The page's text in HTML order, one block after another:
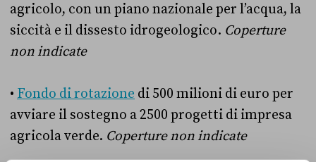
agricolo, con un piano nazionale per l’acqua, la
siccità e il dissesto idrogeologico. Coperture
non indicate
• Fondo di rotazione di 500 milioni di euro per
avviare il sostegno a 2500 progetti di impresa
agricola verde. Coperture non indicate